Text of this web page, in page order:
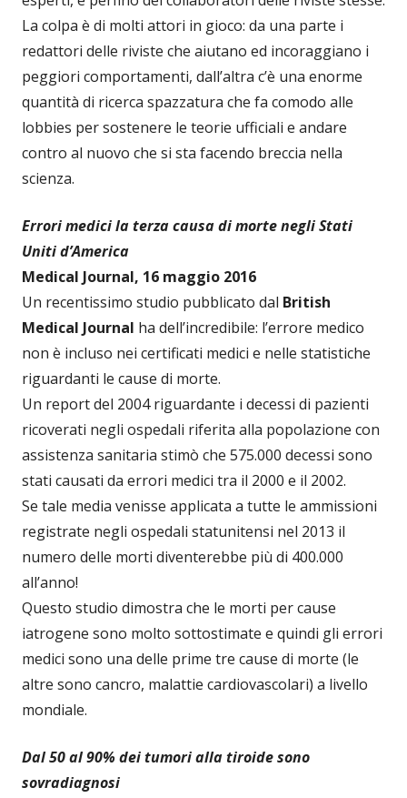
La colpa è di molti attori in gioco: da una parte i
redattori delle riviste che aiutano ed incoraggiano i
peggiori comportamenti, dall’altra c’è una enorme
quantità di ricerca spazzatura che fa comodo alle
lobbies per sostenere le teorie ufficiali e andare
contro al nuovo che si sta facendo breccia nella
scienza.
Errori medici la terza causa di morte negli Stati
Uniti d’America
Medical Journal, 16 maggio 2016
Un recentissimo studio pubblicato dal British
Medical Journal ha dell’incredibile: l’errore medico
non è incluso nei certificati medici e nelle statistiche
riguardanti le cause di morte.
Un report del 2004 riguardante i decessi di pazienti
ricoverati negli ospedali riferita alla popolazione con
assistenza sanitaria stimò che 575.000 decessi sono
stati causati da errori medici tra il 2000 e il 2002.
Se tale media venisse applicata a tutte le ammissioni
registrate negli ospedali statunitensi nel 2013 il
numero delle morti diventerebbe più di 400.000
all’anno!
Questo studio dimostra che le morti per cause
iatrogene sono molto sottostimate e quindi gli errori
medici sono una delle prime tre cause di morte (le
altre sono cancro, malattie cardiovascolari) a livello
mondiale.
Dal 50 al 90% dei tumori alla tiroide sono
sovradiagnosi